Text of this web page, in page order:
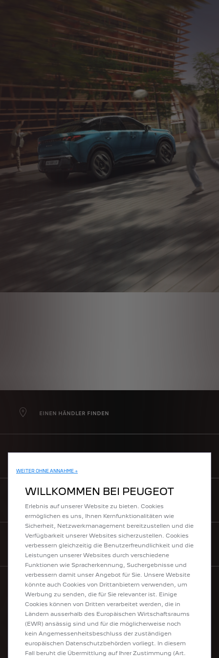
EINEN HÄNDLER FINDEN
NEWSLETTER
UNSERE FAHRZEUGE
Elektrofahrzeuge
Hybridfahrzeuge
Plug-In Hybrid
Peugeot Sport Engineered
WEITER OHNE ANNAHME →
WILLKOMMEN BEI PEUGEOT
Wir verwenden Cookies, um Ihnen das bestmögliche
Erlebnis auf unserer Website zu bieten. Cookies
ermöglichen es uns, Ihnen Kernfunktionalitäten wie
Sicherheit, Netzwerkmanagement bereitzustellen und die
Verfügbarkeit unserer Websites sicherzustellen. Cookies
verbessern gleichzeitig die Benutzerfreundlichkeit und die
Leistungen unserer Websites durch verschiedene
Funktionen wie Spracherkennung, Suchergebnisse und
verbessern damit unser Angebot für Sie. Unsere Website
könnte auch Cookies von Drittanbietern verwenden, um
Werbung zu senden, die für Sie relevanter ist. Einige
Cookies können von Dritten verarbeitet werden, die in
Ländern ausserhalb des Europäischen Wirtschaftsraums
(EWR) ansässig sind und für die möglicherweise noch
kein Angemessenheitsbeschluss der zuständigen
europäischen Datenschutzbehörden vorliegt. In diesem
Fall beruht die Übermittlung auf Ihrer Zustimmung (Art.